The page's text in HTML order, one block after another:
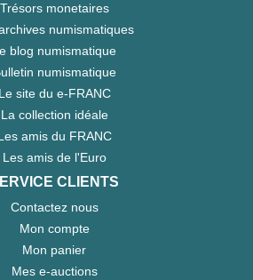
Trésors monetaires
numismatiques
blog numismatique
numismatique
Le site du e-FRANC
La collection idéale
amis du FRANC
Les amis de l'Euro
CLIENTS
Contactez nous
Mon compte
Mon panier
Mes e-auctions